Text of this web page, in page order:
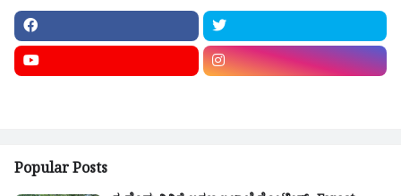
Popular Posts